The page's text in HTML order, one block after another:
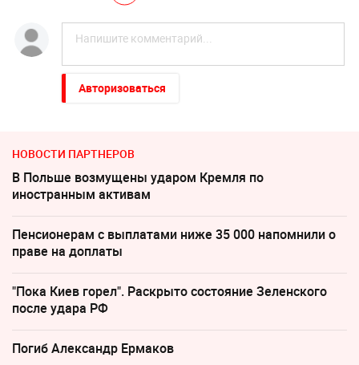
Авторизоваться
НОВОСТИ ПАРТНЕРОВ
В Польше возмущены ударом Кремля по
иностранным активам
Пенсионерам с выплатами ниже 35 000 напомнили о
праве на доплаты
"Пока Киев горел". Раскрыто состояние Зеленского
после удара РФ
Погиб Александр Ермаков